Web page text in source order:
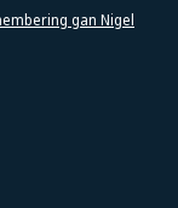
gan Nigel